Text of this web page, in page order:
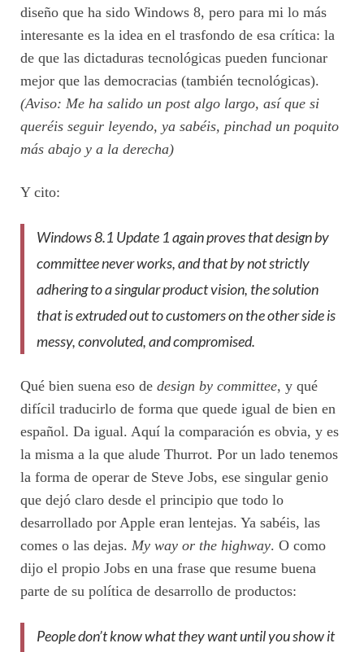
diseño que ha sido Windows 8, pero para mi lo más
interesante es la idea en el trasfondo de esa crítica: la
de que las dictaduras tecnológicas pueden funcionar
mejor que las democracias (también tecnológicas).
(Aviso: Me ha salido un post algo largo, así que si
queréis seguir leyendo, ya sabéis, pinchad un poquito
más abajo y a la derecha)
Y cito:
Windows 8.1 Update 1 again proves that design by
committee never works, and that by not strictly
adhering to a singular product vision, the solution
that is extruded out to customers on the other side is
messy, convoluted, and compromised.
Qué bien suena eso de design by committee, y qué
difícil traducirlo de forma que quede igual de bien en
español. Da igual. Aquí la comparación es obvia, y es
la misma a la que alude Thurrot. Por un lado tenemos
la forma de operar de Steve Jobs, ese singular genio
que dejó claro desde el principio que todo lo
desarrollado por Apple eran lentejas. Ya sabéis, las
comes o las dejas. My way or the highway. O como
dijo el propio Jobs en una frase que resume buena
parte de su política de desarrollo de productos:
People don’t know what they want until you show it